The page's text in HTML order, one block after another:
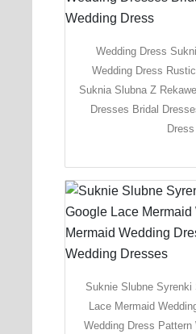
Wedding Dress
Wedding Dress
Suknia Slubna Z
Dresses Bridal
Dress
Suknie Slubne Syrenki
Lace Mermaid
Wedding Dress Pattern